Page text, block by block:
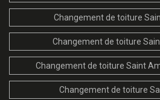
Changement de toiture
Changement de toiture
Changement de toiture Saint
Changement de toiture